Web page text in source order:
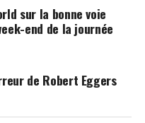
sur la bonne voie
end de la journée
de Robert Eggers